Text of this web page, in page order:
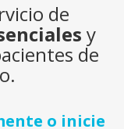
de
y
de
o inicie